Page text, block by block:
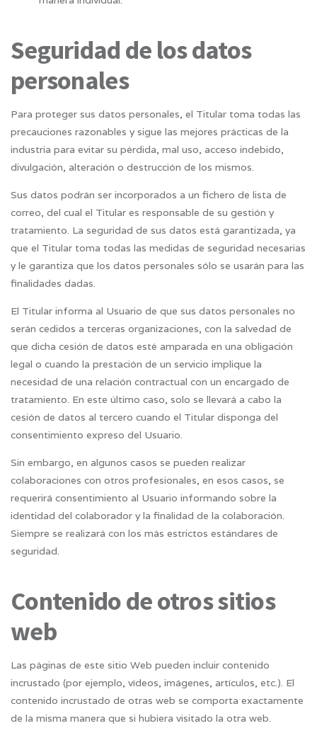
Seguridad de los datos
personales
Para proteger sus datos personales, el Titular toma todas las
precauciones razonables y sigue las mejores prácticas de la
industria para evitar su pérdida, mal uso, acceso indebido,
divulgación, alteración o destrucción de los mismos.
Sus datos podrán ser incorporados a un fichero de lista de
correo, del cual el Titular es responsable de su gestión y
tratamiento. La seguridad de sus datos está garantizada, ya
que el Titular toma todas las medidas de seguridad necesarias
y le garantiza que los datos personales sólo se usarán para las
finalidades dadas.
El Titular informa al Usuario de que sus datos personales no
serán cedidos a terceras organizaciones, con la salvedad de
que dicha cesión de datos esté amparada en una obligación
legal o cuando la prestación de un servicio implique la
necesidad de una relación contractual con un encargado de
tratamiento. En este último caso, solo se llevará a cabo la
cesión de datos al tercero cuando el Titular disponga del
consentimiento expreso del Usuario.
Sin embargo, en algunos casos se pueden realizar
colaboraciones con otros profesionales, en esos casos, se
requerirá consentimiento al Usuario informando sobre la
identidad del colaborador y la finalidad de la colaboración.
Siempre se realizará con los más estrictos estándares de
seguridad.
Contenido de otros sitios
web
Las páginas de este sitio Web pueden incluir contenido
incrustado (por ejemplo, vídeos, imágenes, artículos, etc.). El
contenido incrustado de otras web se comporta exactamente
de la misma manera que si hubiera visitado la otra web.